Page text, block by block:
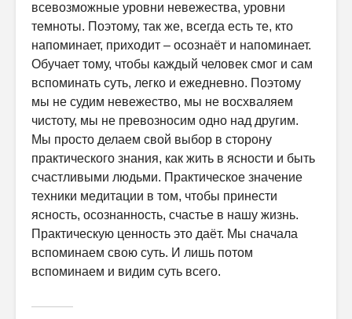
всевозможные уровни невежества, уровни
темноты. Поэтому, так же, всегда есть те, кто
напоминает, приходит – осознаёт и напоминает.
Обучает тому, чтобы каждый человек смог и сам
вспоминать суть, легко и ежедневно. Поэтому
мы не судим невежество, мы не восхваляем
чистоту, мы не превозносим одно над другим.
Мы просто делаем свой выбор в сторону
практического знания, как жить в ясности и быть
счастливыми людьми. Практическое значение
техники медитации в том, чтобы принести
ясность, осознанность, счастье в нашу жизнь.
Практическую ценность это даёт. Мы сначала
вспоминаем свою суть. И лишь потом
вспоминаем и видим суть всего.